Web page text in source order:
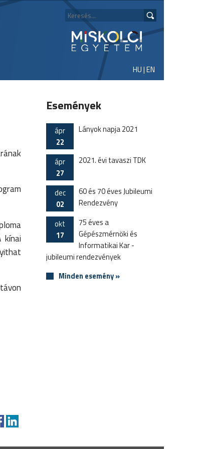
HU|EN
Események
ápr
22
Lányok napja 2021
ápr
27
2021. évi tavaszi TDK
dec
02
60 és 70 éves Jubileumi
Rendezvény
okt
17
75 éves a
Gépészmérnöki és
Informatikai Kar -
jubileumi rendezvények
Minden esemény »